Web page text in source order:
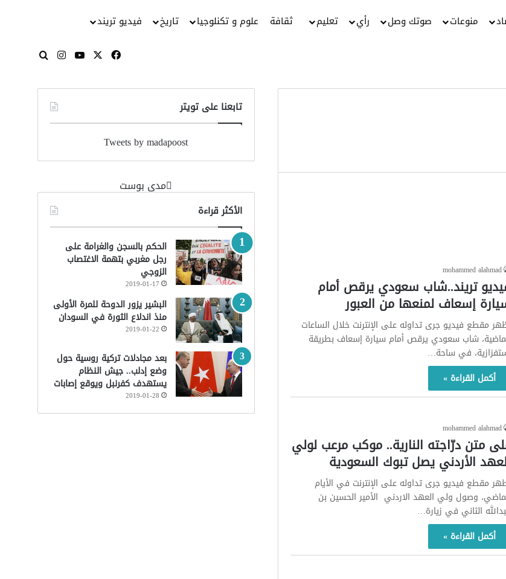
منوعات صوتك وصل رأي تعليم ثقافة علوم و تكنلوجيا تاريخ فيديو تريند
فيسبوك
‫X
‫YouTube
انستقرامبحث عن
mohammed alahmad
تريند..شاب سعودي يرقص أمام
إسعاف لمنعها من العبور
مقطع فيديو جرى تداوله على الإنترنت خلال الساعات
شاب سعودي يرقص أمام سيارة إسعاف بطريقة
في ساحة…
أكمل القراءة »
mohammed alahmad
متن درّاجته النارية.. موكب مرعب لولي
الأردني يصل تبوك السعودية
مقطع فيديو جرى تداوله على الإنترنت في الأيام
وصول ولي العهد الاردني الأمير الحسين بن
الثاني في زيارة…
أكمل القراءة »
تابعنا على تويتر
Tweets by madapoost
‏مدى بوست‏
الأكثر قراءة
الحكم بالسجن والغرامة على
رجل مغربي بتهمة الاغتصاب
الزوجي
2019-01-17
البشير يزور الدوحة للمرة الأولى
منذ اندلاع الثورة في السودان
2019-01-22
بعد مجادلات تركية روسية حول
وضع إدلب.. جيش النظام
يستهدف كفرنبل ويوقع إصابات
2019-01-28